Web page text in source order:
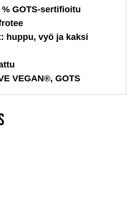
GOTS-sertifioitu
huppu, vyö ja kaksi
VEGAN®, GOTS